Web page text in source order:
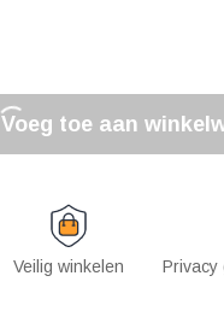
Voeg toe aan
Veilig winkelen Privacy